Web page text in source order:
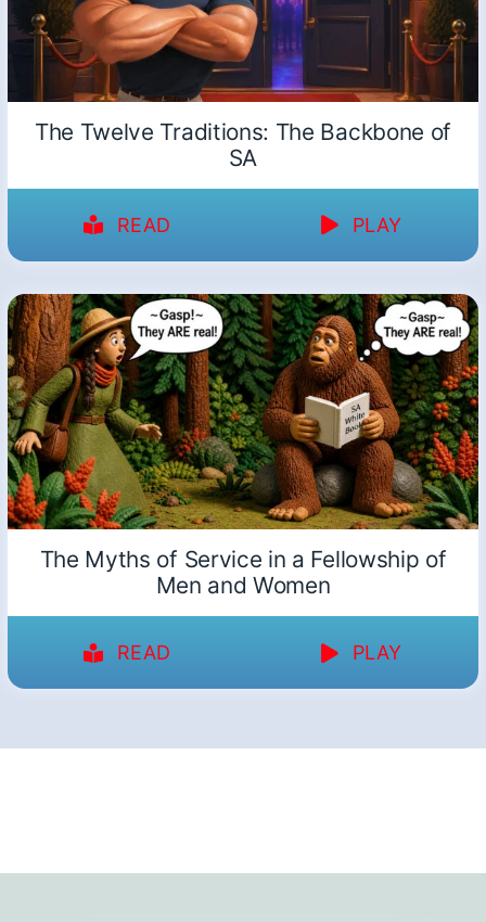
The Twelve Traditions: The Backbone of
SA
READ PLAY
The Myths of Service in a Fellowship of
Men and Women
READ PLAY